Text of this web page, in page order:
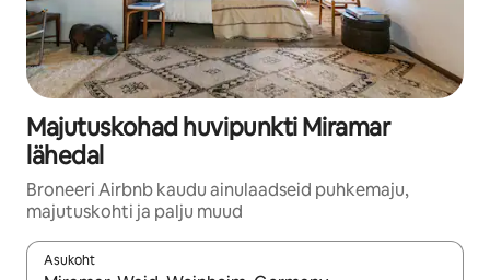
Majutuskohad huvipunkti Miramar
lähedal
Broneeri Airbnb kaudu ainulaadseid puhkemaju,
majutuskohti ja palju muud
Asukoht